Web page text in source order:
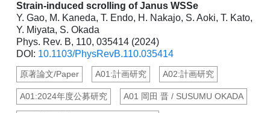
Strain-induced scrolling of Janus WSSe
Y. Gao, M. Kaneda, T. Endo, H. Nakajo, S. Aoki, T. Kato,
Y. Miyata, S. Okada
Phys. Rev. B, 110, 035414 (2024)
DOI: 10.1103/PhysRevB.110.035414
原著論文/Paper A01:計画研究 A02:計画研究
A01:2024年度公募研究 A01 岡田 晋 / SUSUMU OKADA